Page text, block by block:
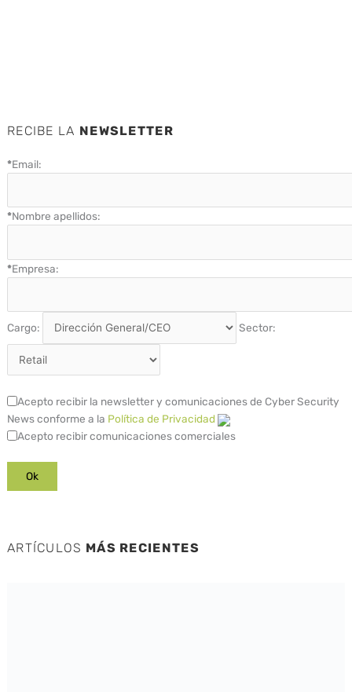
RECIBE LA NEWSLETTER
*Email:
*Nombre apellidos:
*Empresa:
Cargo: Sector:
Acepto recibir la newsletter y comunicaciones de Cyber Security
News conforme a la Política de Privacidad
Acepto recibir comunicaciones comerciales
ARTÍCULOS MÁS RECIENTES